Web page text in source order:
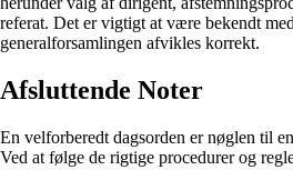
referat. Det er vigtigt at være bekendt
generalforsamlingen afvikles korrekt.
Afsluttende Noter
En velforberedt dagsorden er nøglen til
Ved at følge de rigtige procedurer og